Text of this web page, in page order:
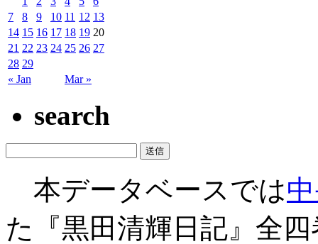
« Jan Mar »
7
8 9 10 11 12 13
14 15 16 17 18 19 20
21 22 23 24 25 26 27
28 29
search
本データベースでは
た『黒田清輝日記』全